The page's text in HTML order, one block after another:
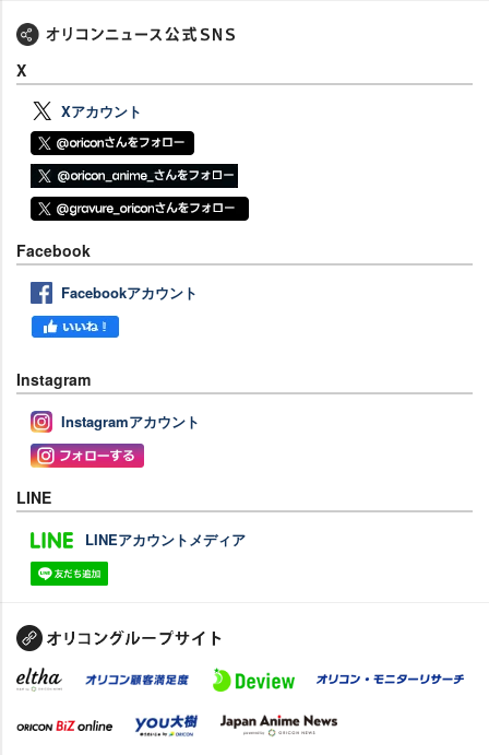
X
Xアカウント
Facebook
Facebookアカウント
Instagram
Instagramアカウント
LINE
LINEアカウントメディア